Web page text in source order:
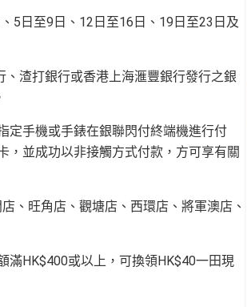
5日至9日、12日至16日、19日至23日及
渣打銀行或香港上海滙豐銀行發行之銀
定手機或手錶在銀聯閃付終端機進行付
，並成功以非接觸方式付款，方可享有關
、旺角店、觀塘店、西環店、將軍澳店、
滿HK$400或以上，可換領HK$40一田現